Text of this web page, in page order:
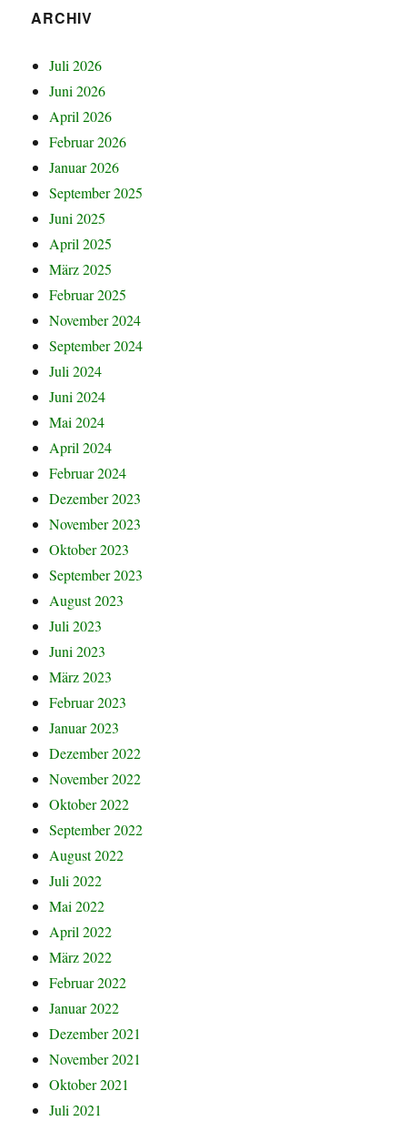
ARCHIV
Juli 2026
Juni 2026
April 2026
Februar 2026
Januar 2026
September 2025
Juni 2025
April 2025
März 2025
Februar 2025
November 2024
September 2024
Juli 2024
Juni 2024
Mai 2024
April 2024
Februar 2024
Dezember 2023
November 2023
Oktober 2023
September 2023
August 2023
Juli 2023
Juni 2023
März 2023
Februar 2023
Januar 2023
Dezember 2022
November 2022
Oktober 2022
September 2022
August 2022
Juli 2022
Mai 2022
April 2022
März 2022
Februar 2022
Januar 2022
Dezember 2021
November 2021
Oktober 2021
Juli 2021